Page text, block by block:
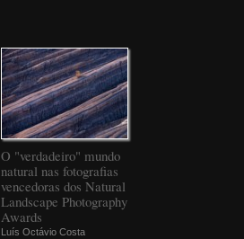
O "verdadeiro" mundo
natural nas fotografias
vencedoras dos Natural
Landscape Photography
Awards
Luís Octávio Costa